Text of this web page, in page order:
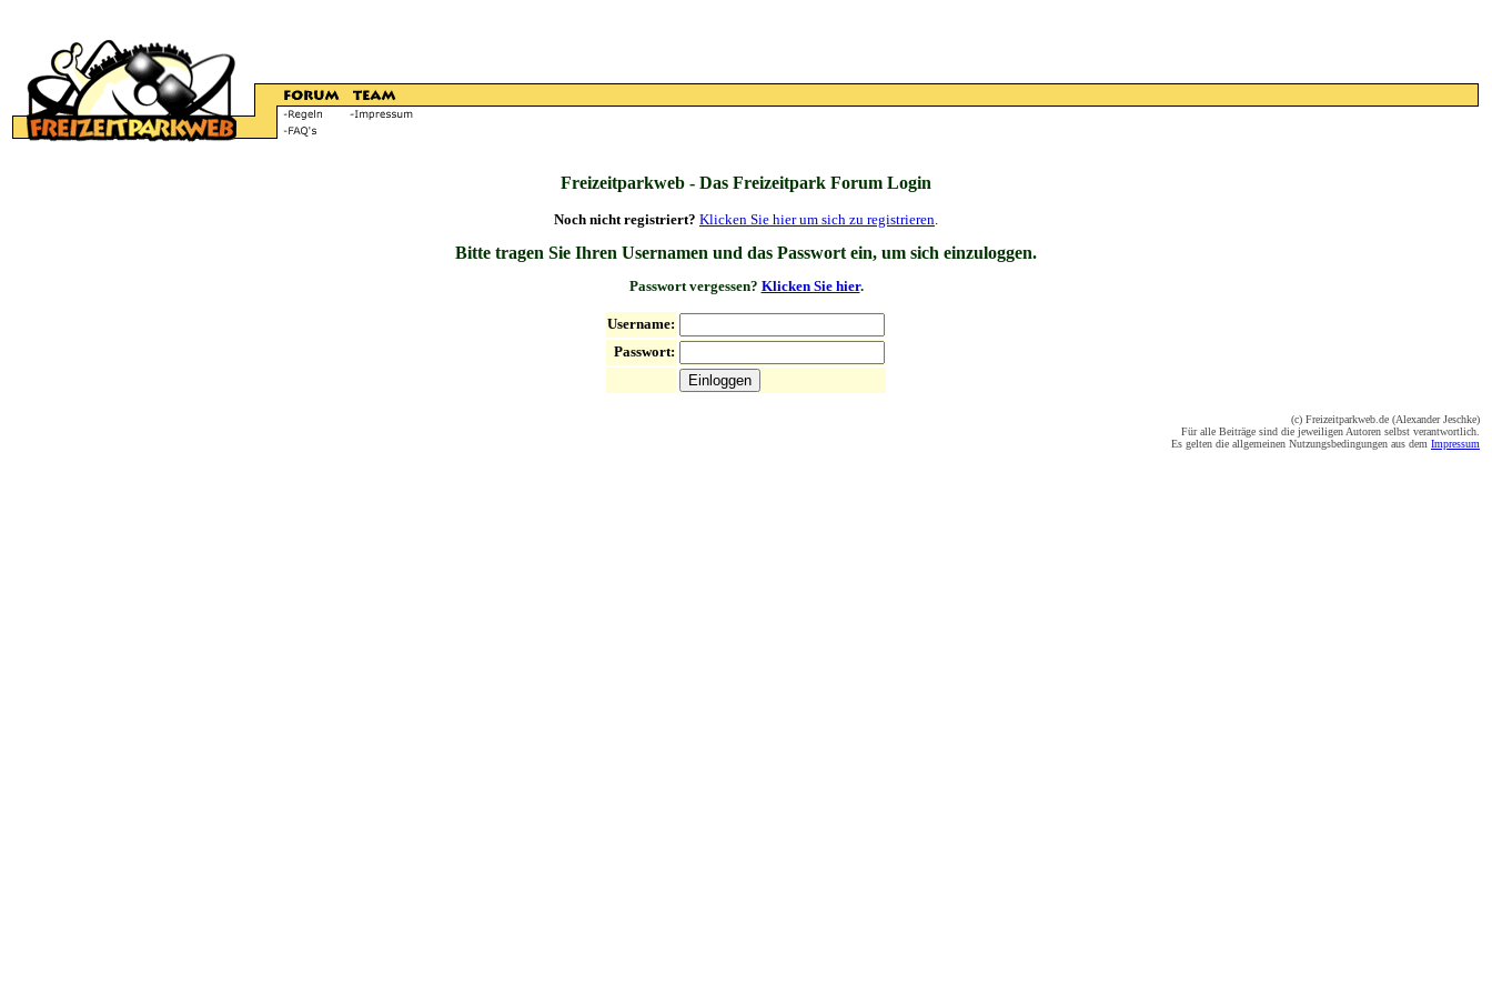
Freizeitparkweb - Das Freizeitpark Forum Login
Noch nicht registriert? Klicken Sie hier um sich zu registrieren.
Bitte tragen Sie Ihren Usernamen und das Passwort ein, um sich einzuloggen.
Passwort vergessen? Klicken Sie hier.
Username:
Passwort:
(c) Freizeitparkweb.de (Alexander Jeschke)
Für alle Beiträge sind die jeweiligen Autoren selbst verantwortlich.
Es gelten die allgemeinen Nutzungsbedingungen aus dem Impressum